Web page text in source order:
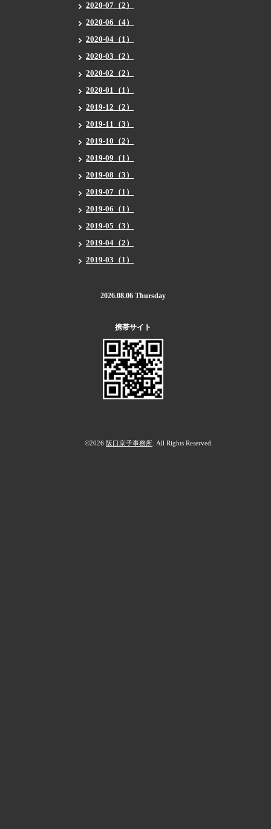
2020-07（2）
2020-06（4）
2020-04（1）
2020-03（2）
2020-02（2）
2020-01（1）
2019-12（2）
2019-11（3）
2019-10（2）
2019-09（1）
2019-08（3）
2019-07（1）
2019-06（1）
2019-05（3）
2019-04（2）
2019-03（1）
2026.08.06 Thursday
携帯サイト
©2026 阪口京子事務所 . All Rights Reserved.